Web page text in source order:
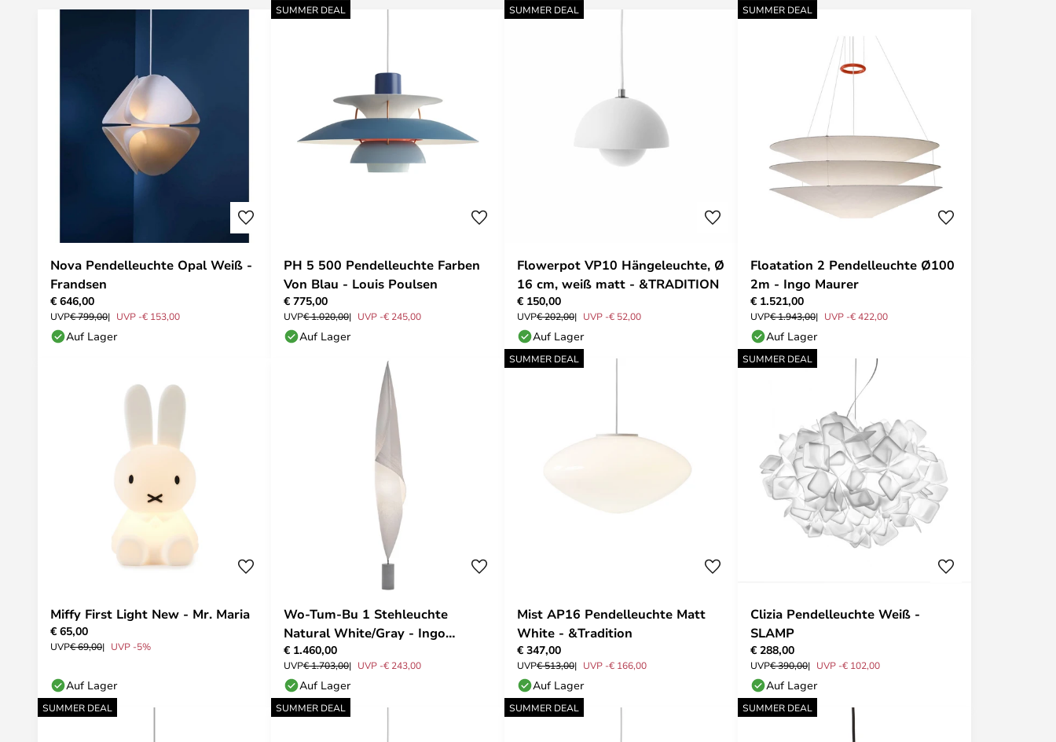
Nova Pendelleuchte Opal Weiß -
Frandsen
€ 646,00
UVP€ 799,00 UVP -€ 153,00
Auf Lager
SUMMER DEAL
PH 5 500 Pendelleuchte Farben
Von Blau - Louis Poulsen
€ 775,00
UVP€ 1.020,00 UVP -€ 245,00
Auf Lager
SUMMER DEAL
Flowerpot VP10 Hängeleuchte, Ø
16 cm, weiß matt - &TRADITION
€ 150,00
UVP€ 202,00 UVP -€ 52,00
Auf Lager
SUMMER DEAL
Floatation 2 Pendelleuchte Ø100
2m - Ingo Maurer
€ 1.521,00
UVP€ 1.943,00 UVP -€ 422,00
Auf Lager
Miffy First Light New - Mr. Maria
€ 65,00
UVP€ 69,00 UVP -5%
Auf Lager
Wo-Tum-Bu 1 Stehleuchte
Natural White/Gray - Ingo
Maurer
€ 1.460,00
UVP€ 1.703,00 UVP -€ 243,00
Auf Lager
SUMMER DEAL
Mist AP16 Pendelleuchte Matt
White - &Tradition
€ 347,00
UVP€ 513,00 UVP -€ 166,00
Auf Lager
SUMMER DEAL
Clizia Pendelleuchte Weiß -
SLAMP
€ 288,00
UVP€ 390,00 UVP -€ 102,00
Auf Lager
SUMMER DEAL SUMMER DEAL SUMMER DEAL SUMMER DEAL